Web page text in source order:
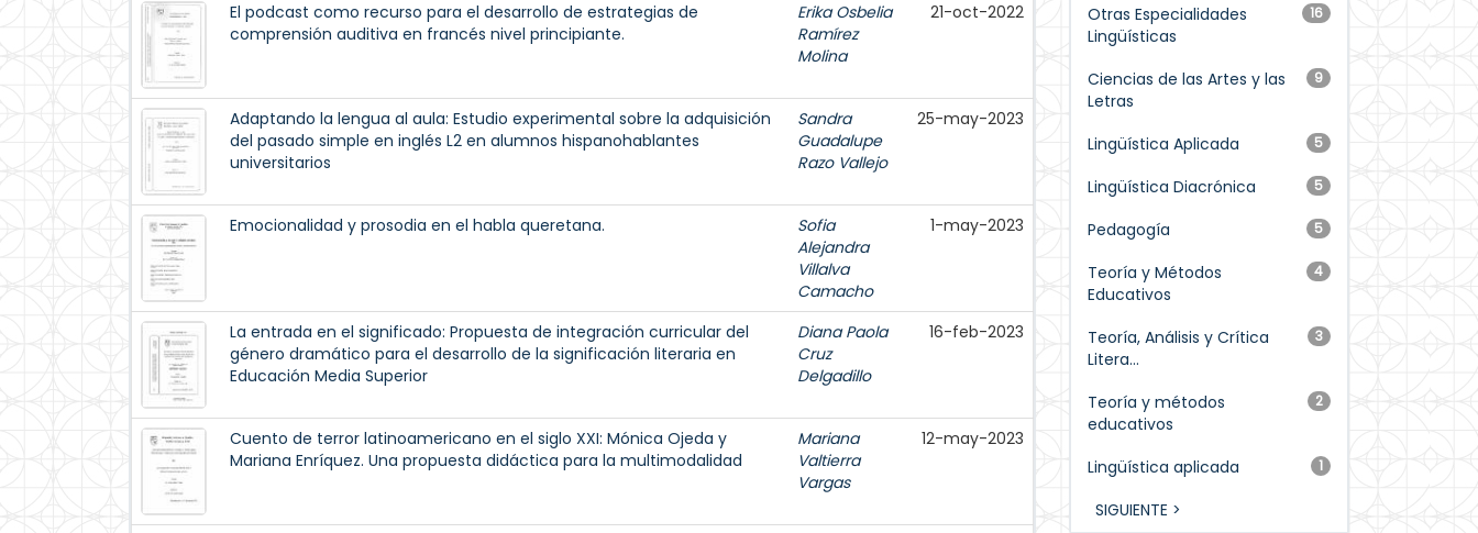
El podcast como recurso para el desarrollo de estrategias de
comprensión auditiva en francés nivel principiante.
Erika Osbelia
Ramírez
Molina
21-oct-2022
Adaptando la lengua al aula: Estudio experimental sobre la adquisición
del pasado simple en inglés L2 en alumnos hispanohablantes
universitarios
Sandra
Guadalupe
Razo Vallejo
25-may-2023
Emocionalidad y prosodia en el habla queretana.
Sofia
Alejandra
Villalva
Camacho
1-may-2023
La entrada en el significado: Propuesta de integración curricular del
género dramático para el desarrollo de la significación literaria en
Educación Media Superior
Diana Paola
Cruz
Delgadillo
16-feb-2023
Cuento de terror latinoamericano en el siglo XXI: Mónica Ojeda y
Mariana Enríquez. Una propuesta didáctica para la multimodalidad
Mariana
Valtierra
Vargas
12-may-2023
16
Otras Especialidades
Lingüísticas
9
Ciencias de las Artes y las
Letras
5
Lingüística Aplicada
5
Lingüística Diacrónica
5
Pedagogía
4
Teoría y Métodos
Educativos
3
Teoría, Análisis y Crítica
Litera...
2
Teoría y métodos
educativos
1
Lingüística aplicada
SIGUIENTE >